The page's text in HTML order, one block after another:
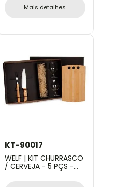
Mais detalhes
KT-90017
WELF | KIT CHURRASCO
/ CERVEJA - 5 PÇS -
NÃO ACOMPANHA